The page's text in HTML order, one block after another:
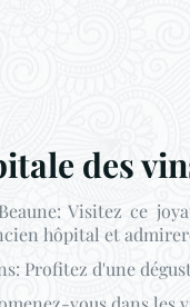
des
Visitez ce
hôpital et
Profitez d'une